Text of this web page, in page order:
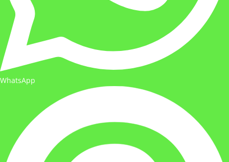
WhatsApp